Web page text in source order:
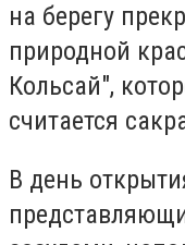
на берегу
природной
Кольсай",
считается
В день